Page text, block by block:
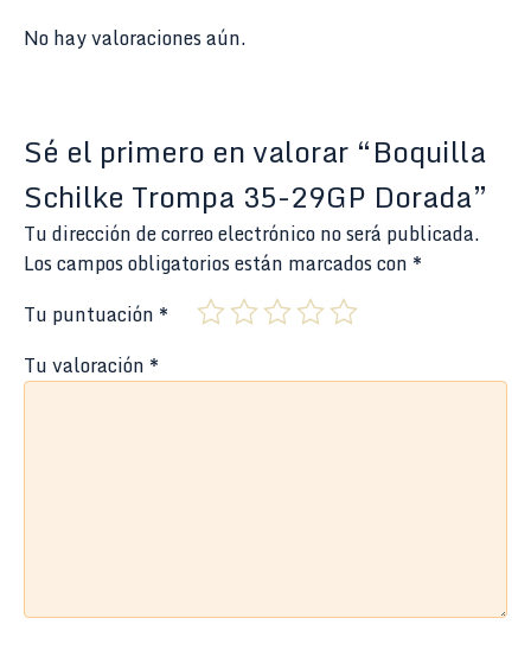
No hay valoraciones aún.
Sé el primero en valorar “Boquilla
Schilke Trompa 35-29GP Dorada”
Tu dirección de correo electrónico no será publicada.
Los campos obligatorios están marcados con *
Tu puntuación *
Tu valoración *